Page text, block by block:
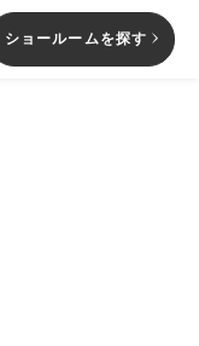
ショールームを探す